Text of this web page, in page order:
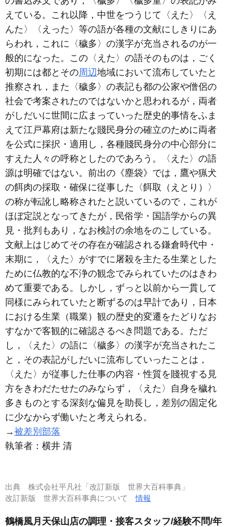
えている。これ以降，中世をつうじて〈えた〉〈え
んた〉〈えった〉等の語が各種の文献にしきりにあ
らわれ，これに〈穢多〉の漢字が充当されるのが一
般的になった。この〈えた〉の語そのものは，ごく
初期には都とその周辺地域において流布していたと
推察され，また〈穢多〉の表記も都の公家や僧侶の
社会で考案されたのではないかと思われるが，両者
がしだいに世間に広まっていった歴史的事情をふま
えて江戸幕府は新たな賤民身分の確立のために両者
を公式に採択・適用し，各種賤民身分の中心部分に
すえた人々の呼称としたのであろう。〈えた〉の語
源は明確ではない。前出の《塵袋》では，鷹や猟犬
の餌肉の採取・確保に従事した〈餌取（えとり）〉
の称が転訛し略称されたと説いているので，これが
ほぼ定説となってきたが，民俗学・国語学からの異
見・批判もあり，なお検討の余地をのこしている。
文献上はじめてその存在が確認される鎌倉時代中・
末期に，〈えた〉がすでに屠殺を主たる生業とした
ために仏教的な不浄の観念でみられていたのはきわ
めて重要である。しかし，ずっと以前から一貫して
同様にみられていたと断ずるのは早計であり，日本
における生業（職業）観の歴史的変遷をたどりなお
すなかで客観的に確認さるべき問題である。ただ
し，〈えた〉の語に〈穢多〉の漢字が充当されたこ
と，その表記がしだいに流布していったことは，
〈えた〉が従事した仕事の内容・性質を賤視する見
方をきわだたせたのみならず，〈えた〉自身を穢れ
多きものとする深刻な偏見を助長し，差別の固定化
に少なからず働いたと考えられる。
→被差別部落
執筆者： 横井 清
出典 株式会社平凡社「改訂新版 世界大百科事典」
改訂新版 世界大百科事典について情報
鶴橋風月天保山店の調理・接客スタッフ/経験不問/年